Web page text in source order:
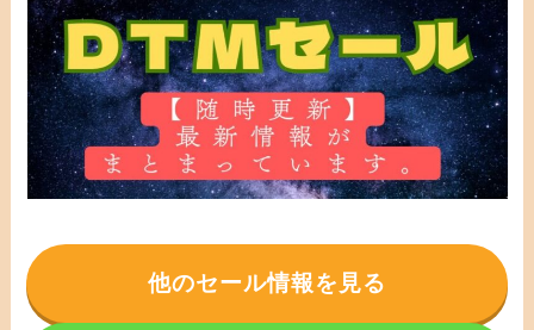
他のセール情報を見る